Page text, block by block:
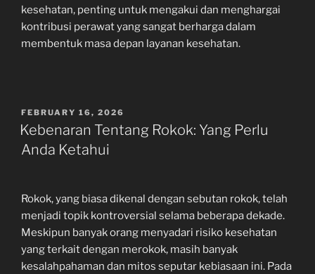
kesehatan, penting untuk mengakui dan menghargai
kontribusi perawat yang sangat berharga dalam
membentuk masa depan layanan kesehatan.
POSTED
ON
FEBRUARY 16, 2026
Kebenaran Tentang Rokok: Yang Perlu
Anda Ketahui
Rokok, yang biasa dikenal dengan sebutan rokok, telah
menjadi topik kontroversial selama beberapa dekade.
Meskipun banyak orang menyadari risiko kesehatan
yang terkait dengan merokok, masih banyak
kesalahpahaman dan mitos seputar kebiasaan ini. Pada